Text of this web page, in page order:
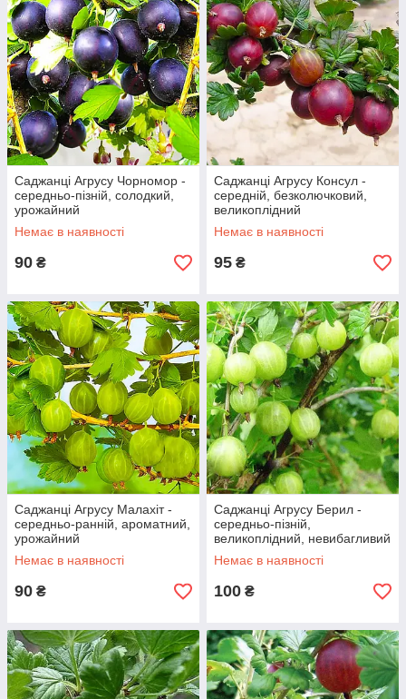
Саджанці Агрусу Чорномор -
середньо-пізній, солодкий,
урожайний
Немає в наявності
90 ₴
Саджанці Агрусу Консул -
середній, безколючковий,
великоплідний
Немає в наявності
95 ₴
Саджанці Агрусу Малахіт -
середньо-ранній, ароматний,
урожайний
Немає в наявності
90 ₴
Саджанці Агрусу Берил -
середньо-пізній,
великоплідний, невибагливий
Немає в наявності
100 ₴